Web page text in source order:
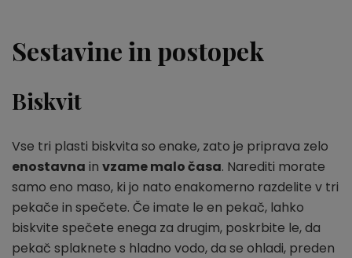
Sestavine in postopek
Biskvit
Vse tri plasti biskvita so enake, zato je priprava zelo
enostavna in vzame malo časa. Narediti morate
samo eno maso, ki jo nato enakomerno razdelite v tri
pekače in spečete. Če imate le en pekač, lahko
biskvite spečete enega za drugim, poskrbite le, da
pekač splaknete s hladno vodo, da se ohladi, preden